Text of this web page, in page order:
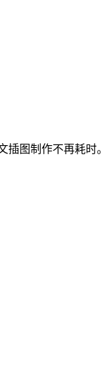
图制作不再耗时。